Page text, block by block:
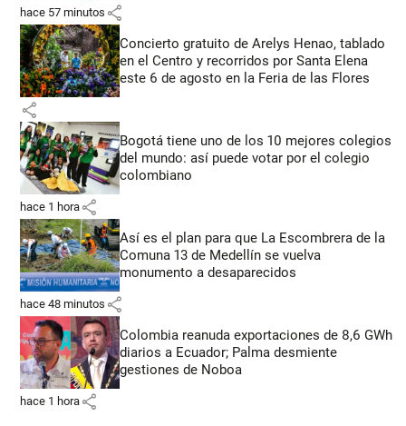
hace 57 minutos share
Concierto gratuito de Arelys Henao, tablado
en el Centro y recorridos por Santa Elena
este 6 de agosto en la Feria de las Flores
share
Bogotá tiene uno de los 10 mejores colegios
del mundo: así puede votar por el colegio
colombiano
hace 1 hora share
Así es el plan para que La Escombrera de la
Comuna 13 de Medellín se vuelva
monumento a desaparecidos
hace 48 minutos share
Colombia reanuda exportaciones de 8,6 GWh
diarios a Ecuador; Palma desmiente
gestiones de Noboa
hace 1 hora share